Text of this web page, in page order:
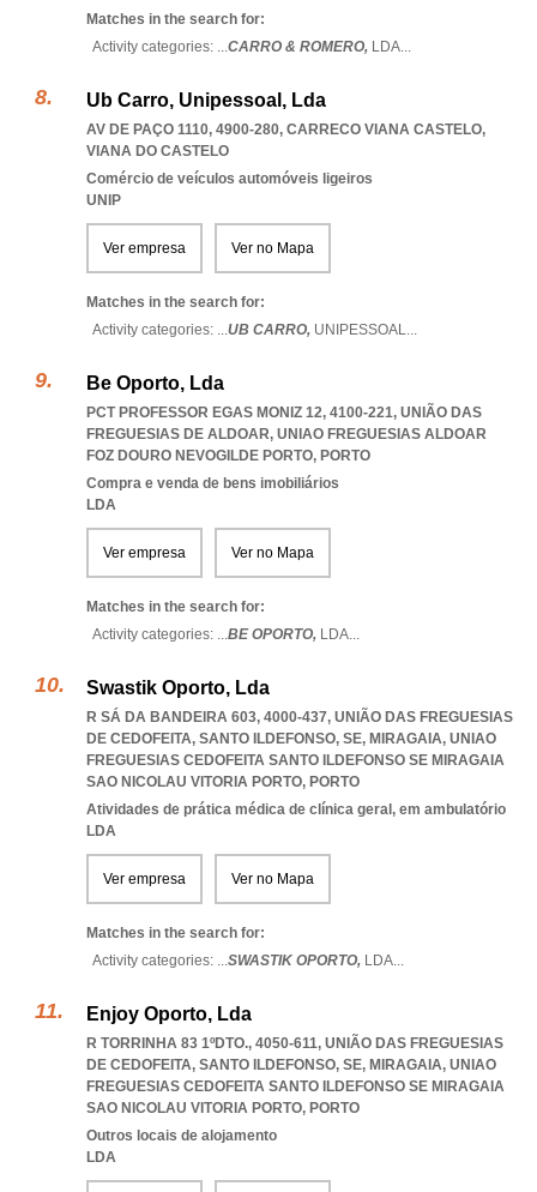
Matches in the search for:
Activity categories: ...CARRO & ROMERO, LDA...
Ub Carro, Unipessoal, Lda
AV DE PAÇO 1110, 4900-280, CARRECO VIANA CASTELO,
VIANA DO CASTELO
Comércio de veículos automóveis ligeiros
UNIP
Ver empresa Ver no Mapa
Matches in the search for:
Activity categories: ...UB CARRO, UNIPESSOAL...
Be Oporto, Lda
PCT PROFESSOR EGAS MONIZ 12, 4100-221, UNIÃO DAS
FREGUESIAS DE ALDOAR, UNIAO FREGUESIAS ALDOAR
FOZ DOURO NEVOGILDE PORTO, PORTO
Compra e venda de bens imobiliários
LDA
Ver empresa Ver no Mapa
Matches in the search for:
Activity categories: ...BE OPORTO, LDA...
Swastik Oporto, Lda
R SÁ DA BANDEIRA 603, 4000-437, UNIÃO DAS FREGUESIAS
DE CEDOFEITA, SANTO ILDEFONSO, SE, MIRAGAIA, UNIAO
FREGUESIAS CEDOFEITA SANTO ILDEFONSO SE MIRAGAIA
SAO NICOLAU VITORIA PORTO, PORTO
Atividades de prática médica de clínica geral, em ambulatório
LDA
Ver empresa Ver no Mapa
Matches in the search for:
Activity categories: ...SWASTIK OPORTO, LDA...
Enjoy Oporto, Lda
R TORRINHA 83 1ºDTO., 4050-611, UNIÃO DAS FREGUESIAS
DE CEDOFEITA, SANTO ILDEFONSO, SE, MIRAGAIA, UNIAO
FREGUESIAS CEDOFEITA SANTO ILDEFONSO SE MIRAGAIA
SAO NICOLAU VITORIA PORTO, PORTO
Outros locais de alojamento
LDA